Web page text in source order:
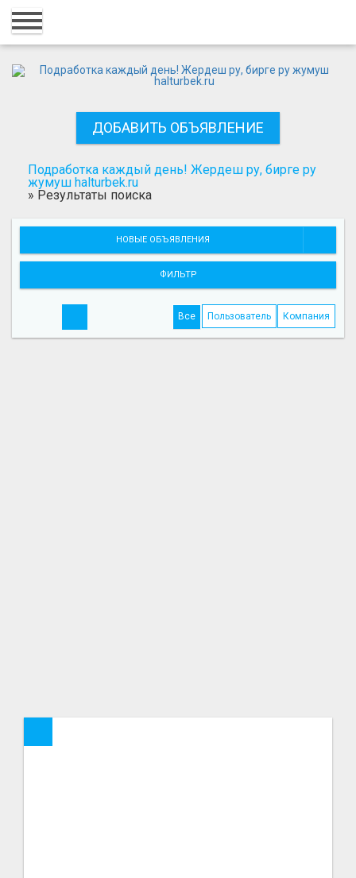
Главная
Добавить объявление
Поиск
ДОБАВИТЬ ОБЪЯВЛЕНИЕ
Подработка каждый день! Жердеш ру, бирге ру
жумуш halturbek.ru
» Результаты поиска
НОВЫЕ ОБЪЯВЛЕНИЯ
ФИЛЬТР
Все Пользователь Компания